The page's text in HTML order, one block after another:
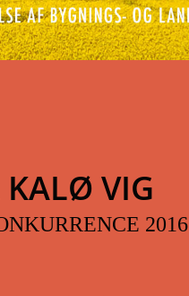
KALØ VIG
2016